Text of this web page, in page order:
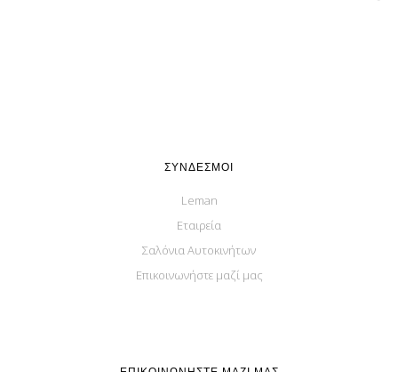
ΣΎΝΔΕΣΜΟΙ
Leman
Εταιρεία
Σαλόνια Αυτοκινήτων
Επικοινωνήστε μαζί μας